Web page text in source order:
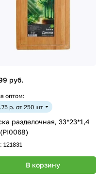
руб.
оптом:
р. от 250 шт
разделочная, 33*23*1,4
121831
В корзину